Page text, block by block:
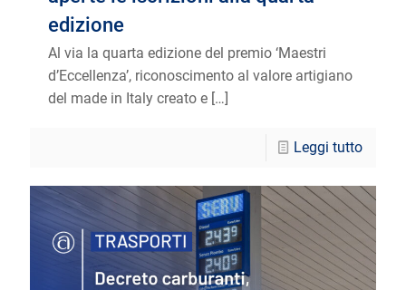
edizione
Al via la quarta edizione del premio ‘Maestri
d’Eccellenza’, riconoscimento al valore artigiano
del made in Italy creato e […]
Leggi tutto